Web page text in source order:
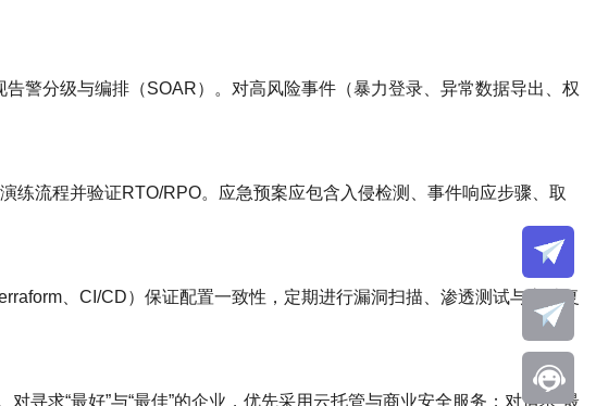
警分级与编排（SOAR）。对高风险事件（暴力登录、异常数据导出、权
练流程并验证RTO/RPO。应急预案应包含入侵检测、事件响应步骤、取
、CI/CD）保证配置一致性，定期进行漏洞扫描、渗透测试与审计复
寻求“最好”与“最佳”的企业，优先采用云托管与商业安全服务；对追求“最